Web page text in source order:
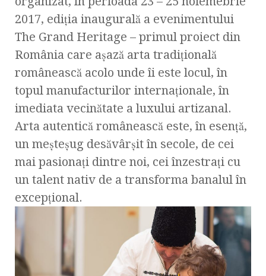
2017, ediția inaugurală a evenimentului
The Grand Heritage – primul proiect din
România care așază arta tradițională
românească acolo unde îi este locul, în
topul manufacturilor internaționale, în
imediata vecinătate a luxului artizanal.
Arta autentică românească este, în esență,
un meșteșug desăvârșit în secole, de cei
mai pasionați dintre noi, cei înzestrați cu
un talent nativ de a transforma banalul în
excepțional.